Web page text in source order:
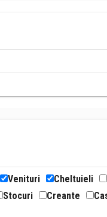
Venituri Cheltuieli
Stocuri Creante